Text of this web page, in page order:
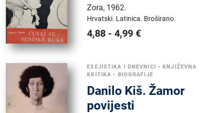
Zora, 1962.
Hrvatski. Latinica. Broširano.
4,88 -4,99 €
ESEJISTIKA I DNEVNICI •KNJIŽEVNA
KRITIKA • BIOGRAFIJE
Danilo Kiš. Žamor
povijesti